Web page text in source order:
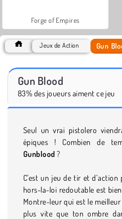
Forge of Empires
Jeux de Action Gun
Gun Blood
83% des joueurs aiment ce jeu
Seul un vrai pistolero
épiques ! Combien de
Gunblood ?
C'est un jeu de tir et
hors-la-loi redoutable est
Montre-leur qui est le
plus vite que ton ombre